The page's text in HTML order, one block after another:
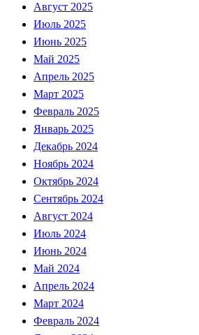
Август 2025
Июль 2025
Июнь 2025
Май 2025
Апрель 2025
Март 2025
Февраль 2025
Январь 2025
Декабрь 2024
Ноябрь 2024
Октябрь 2024
Сентябрь 2024
Август 2024
Июль 2024
Июнь 2024
Май 2024
Апрель 2024
Март 2024
Февраль 2024